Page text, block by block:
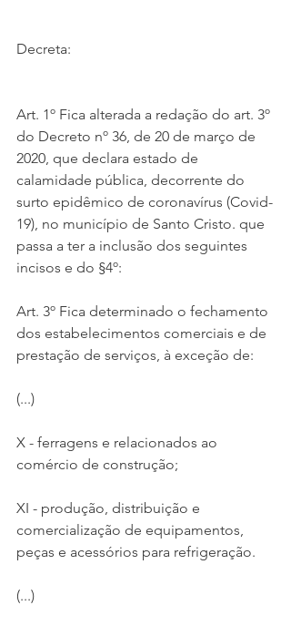
Decreta:
Art. 1º Fica alterada a redação do art. 3º
do Decreto nº 36, de 20 de março de
2020, que declara estado de
calamidade pública, decorrente do
surto epidêmico de coronavírus (Covid-
19), no município de Santo Cristo. que
passa a ter a inclusão dos seguintes
incisos e do §4º:
Art. 3º Fica determinado o fechamento
dos estabelecimentos comerciais e de
prestação de serviços, à exceção de:
(...)
X - ferragens e relacionados ao
comércio de construção;
XI - produção, distribuição e
comercialização de equipamentos,
peças e acessórios para refrigeração.
(...)